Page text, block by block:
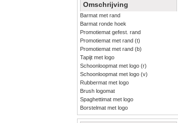
Omschrijving
Barmat met rand
Barmat ronde hoek
Promotiemat gefest. rand
Promotiemat met rand (t)
Promotiemat met rand (b)
Tapijt met logo
Schoonloopmat met logo (r)
Schoonloopmat met logo (v)
Rubbermat met logo
Brush logomat
Spaghettimat met logo
Borstelmat met logo